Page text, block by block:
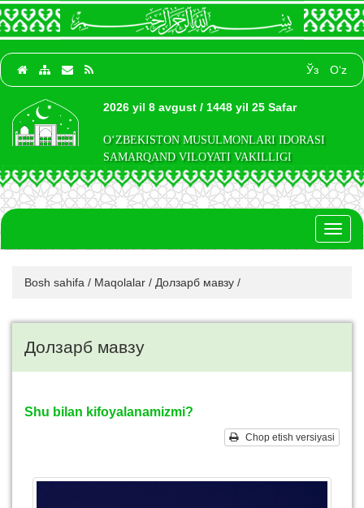
Ўз O‘z
2026 yil 8 avgust / 1448 yil 25 Safar
O‘ZBEKISTON MUSULMONLARI IDORASI
SAMARQAND VILOYATI VAKILLIGI
Bosh sahifa / Maqolalar / Долзарб мавзу /
Долзарб мавзу
Shu bilan kifoyalanamizmi?
Chop etish versiyasi